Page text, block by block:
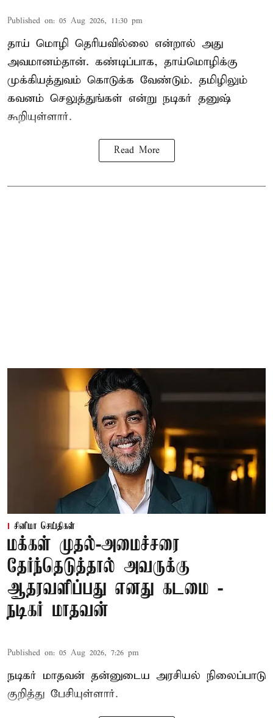
Published on: 05 Aug 2026, 11:30 pm
தாய் மொழி தெரியவில்லை என்றால் அது
அவமானம்தான். கண்டிப்பாக, தாய்மொழிக்கு
முக்கியத்துவம் கொடுக்க வேண்டும். தமிழிலும்
கவனம் செலுத்துங்கள் என்று நடிகர் தனுஷ்
கூறியுள்ளார்.
Read More
சினிமா செய்திகள்
மக்கள் முதல்-அமைச்சரை
தேர்ந்தெடுத்தால் அவருக்கு
ஆதரவளிப்பது எனது கடமை -
நடிகர் மாதவன்
Published on: 05 Aug 2026, 7:26 pm
நடிகர் மாதவன் தன்னுடைய அரசியல் நிலைப்பாடு
குறித்து பேசியுள்ளார்.